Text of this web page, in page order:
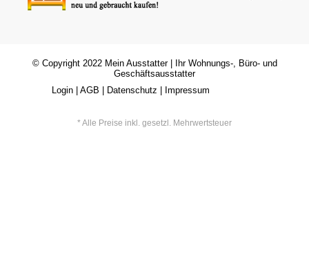
© Copyright 2022 Mein Ausstatter| Ihr Wohnungs-, Büro- und
Geschäftsausstatter
Login| AGB Datenschutz Impressum
* Alle Preise inkl. gesetzl. Mehrwertsteuer